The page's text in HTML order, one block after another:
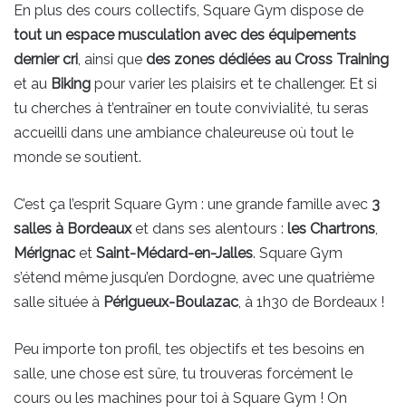
En plus des cours collectifs, Square Gym dispose de
tout un espace musculation avec des équipements
dernier cri, ainsi que des zones dédiées au Cross Training
et au Biking pour varier les plaisirs et te challenger. Et si
tu cherches à t’entraîner en toute convivialité, tu seras
accueilli dans une ambiance chaleureuse où tout le
monde se soutient.
C’est ça l’esprit Square Gym : une grande famille avec 3
salles à Bordeauxet dans ses alentours : les Chartrons,
Mérignac et Saint-Médard-en-Jalles. Square Gym
s’étend même jusqu’en Dordogne, avec une quatrième
salle située à Périgueux-Boulazac, à 1h30 de Bordeaux !
Peu importe ton profil, tes objectifs et tes besoins en
salle, une chose est sûre, tu trouveras forcément le
cours ou les machines pour toi à Square Gym ! On